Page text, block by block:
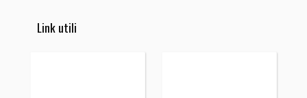
Link utili